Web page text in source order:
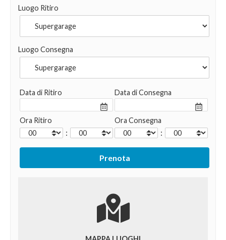
Luogo Ritiro
Luogo Consegna
Data di Ritiro
Ora Ritiro
:
Data di Consegna
Ora Consegna
: